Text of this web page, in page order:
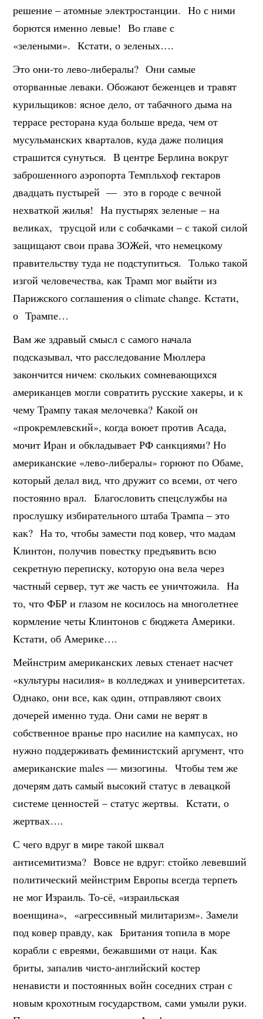
решение – атомные электростанции. Но с ними
борются именно левые! Во главе с
«зелеными». Кстати, о зеленых….
Это они-то лево-либералы? Они самые
оторванные леваки. Обожают беженцев и травят
курильщиков: ясное дело, от табачного дыма на
террасе ресторана куда больше вреда, чем от
мусульманских кварталов, куда даже полиция
страшится сунуться. В центре Берлина вокруг
заброшенного аэропорта Темпльхоф гектаров
двадцать пустырей — это в городе с вечной
нехваткой жилья! На пустырях зеленые – на
великах, трусцой или с собачками – с такой силой
защищают свои права ЗОЖей, что немецкому
правительству туда не подступиться. Только такой
изгой человечества, как Трамп мог выйти из
Парижского соглашения о climate change. Кстати,
о Трампе…
Вам же здравый смысл с самого начала
подсказывал, что расследование Мюллера
закончится ничем: скольких сомневающихся
американцев могли совратить русские хакеры, и к
чему Трампу такая мелочевка? Какой он
«прокремлевский», когда воюет против Асада,
мочит Иран и обкладывает РФ санкциями? Но
американские «лево-либералы» горюют по Обаме,
который делал вид, что дружит со всеми, от чего
постоянно врал. Благословить спецслужбы на
прослушку избирательного штаба Трампа – это
как? На то, чтобы замести под ковер, что мадам
Клинтон, получив повестку предъявить всю
секретную переписку, которую она вела через
частный сервер, тут же часть ее уничтожила. На
то, что ФБР и глазом не косилось на многолетнее
кормление четы Клинтонов с бюджета Америки.
Кстати, об Америке….
Мейнстрим американских левых стенает насчет
«культуры насилия» в колледжах и университетах.
Однако, они все, как один, отправляют своих
дочерей именно туда. Они сами не верят в
собственное вранье про насилие на кампусах, но
нужно поддерживать феминистский аргумент, что
американские males — мизогины. Чтобы тем же
дочерям дать самый высокий статус в левацкой
системе ценностей – статус жертвы. Кстати, о
жертвах….
С чего вдруг в мире такой шквал
антисемитизма? Вовсе не вдруг: стойко левевший
политический мейнстрим Европы всегда терпеть
не мог Израиль. То-сё, «израильская
военщина», «агрессивный милитаризм». Замели
под ковер правду, как Британия топила в море
корабли с евреями, бежавшими от наци. Как
бриты, запалив чисто-английский костер
ненависти и постоянных войн соседних стран с
новым крохотным государством, сами умыли руки.